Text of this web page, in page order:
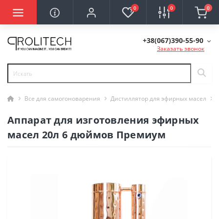
0 0 0
+38(067)390-55-90
Заказать звонок
Все для самогоноварения Дистиллятор для эфирных масел
Аппарат для изготовления эфирных
масел 20л 6 дюймов Премиум